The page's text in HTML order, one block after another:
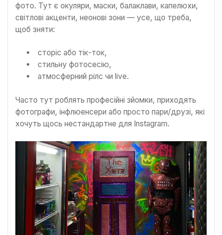
фото. Тут є окуляри, маски, балаклави, капелюхи,
світлові акценти, неонові зони — усе, що треба,
щоб зняти:
сторіс або тік-ток,
стильну фотосесію,
атмосферний рілс чи live.
Часто тут роблять професійні зйомки, приходять
фотографи, інфлюенсери або просто пари/друзі, які
хочуть щось нестандартне для Instagram.